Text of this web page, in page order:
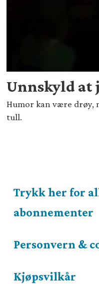
Unnskyld at
Humor kan være drøy,
tull.
Trykk her for
abonnementer
Personvern &
Kjøpsvilkår